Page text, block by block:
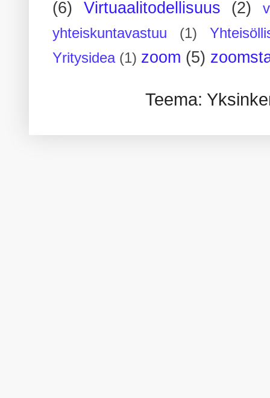
(6)
Virtuaalitodellisuus (2)
yhteiskuntavastuu
(1)
Yritysidea (1) zoom (5)
Teema: